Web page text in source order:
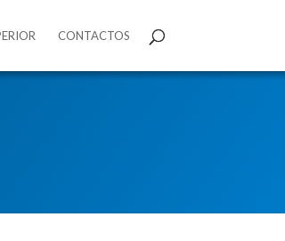
CONTACTOS